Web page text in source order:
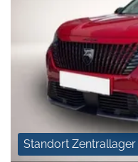
Standort Zentrallager